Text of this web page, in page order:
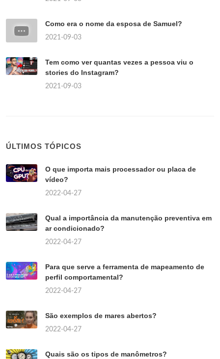
Como era o nome da esposa de Samuel?
2021-09-03
Tem como ver quantas vezes a pessoa viu o
stories do Instagram?
2021-09-03
ÚLTIMOS TÓPICOS
O que importa mais processador ou placa de
vídeo?
2022-04-27
Qual a importância da manutenção preventiva em
ar condicionado?
2022-04-27
Para que serve a ferramenta de mapeamento de
perfil comportamental?
2022-04-27
São exemplos de mares abertos?
2022-04-27
Quais são os tipos de manômetros?